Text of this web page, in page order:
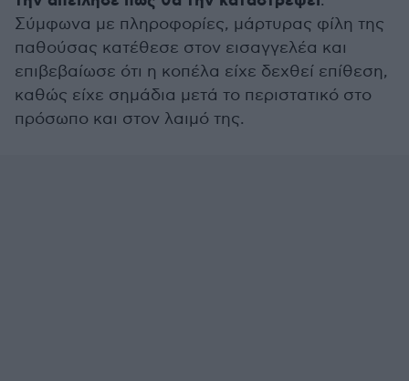
Σύμφωνα με πληροφορίες, μάρτυρας φίλη της
παθούσας κατέθεσε στον εισαγγελέα και
επιβεβαίωσε ότι η κοπέλα είχε δεχθεί επίθεση,
καθώς είχε σημάδια μετά το περιστατικό στο
πρόσωπο και στον λαιμό της.